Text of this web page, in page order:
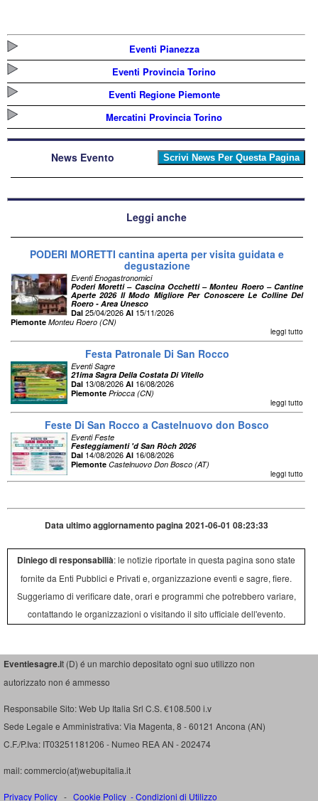
Eventi Pianezza
Eventi Provincia Torino
Eventi Regione Piemonte
Mercatini Provincia Torino
News Evento
Leggi anche
PODERI MORETTI cantina aperta per visita guidata e
degustazione
Eventi Enogastronomici
Poderi Moretti – Cascina Occhetti – Monteu Roero – Cantine
Aperte 2026 Il Modo Migliore Per Conoscere Le Colline Del
Roero - Area Unesco
Dal 25/04/2026 Al 15/11/2026
Piemonte Monteu Roero (CN)
leggi tutto
Festa Patronale Di San Rocco
Eventi Sagre
21ima Sagra Della Costata Di Vitello
Dal 13/08/2026 Al 16/08/2026
Piemonte Priocca (CN)
leggi tutto
Feste Di San Rocco a Castelnuovo don Bosco
Eventi Feste
Festeggiamenti 'd San Ròch 2026
Dal 14/08/2026 Al 16/08/2026
Piemonte Castelnuovo Don Bosco (AT)
leggi tutto
Data ultimo aggiornamento pagina 2021-06-01 08:23:33
Diniego di responsabilià: le notizie riportate in questa pagina sono state
fornite da Enti Pubblici e Privati e, organizzazione eventi e sagre, fiere.
Suggeriamo di verificare date, orari e programmi che potrebbero variare,
contattando le organizzazioni o visitando il sito ufficiale dell'evento.
Eventiesagre.it (D) é un marchio depositato ogni suo utilizzo non
autorizzato non é ammesso
Responsabile Sito: Web Up Italia Srl C.S. €108.500 i.v
Sede Legale e Amministrativa: Via Magenta, 8 - 60121 Ancona (AN)
C.F./P.Iva: IT03251181206 - Numeo REA AN - 202474
mail: commercio(at)webupitalia.it
Privacy Policy - Cookie Policy -Condizioni di Utilizzo